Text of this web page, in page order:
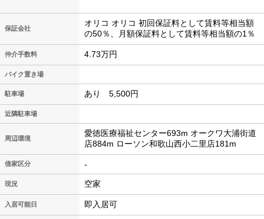
保証会社
オリコ オリコ 初回保証料として賃料等相当額
の50％、月額保証料として賃料等相当額の1％
仲介手数料 4.73万円
バイク置き場
駐車場 あり 5,500円
近隣駐車場
周辺環境
愛徳医療福祉センター693m オークワ大浦街道
店884m ローソン和歌山西小二里店181m
借家区分 -
現況 空家
入居可能日 即入居可